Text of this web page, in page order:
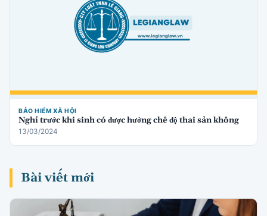
BẢO HIỂM XÃ HỘI
Nghỉ trước khi sinh có được hưởng chế độ thai sản không
13/03/2024
Bài viết mới